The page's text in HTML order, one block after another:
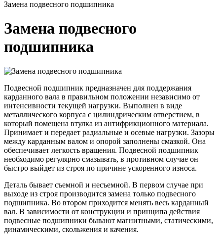
Замена подвесного подшипника
Замена подвесного
подшипника
Подвесной подшипник предназначен для поддержания
карданного вала в правильном положении независимо от
интенсивности текущей нагрузки. Выполнен в виде
металлического корпуса с цилиндрическим отверстием, в
который помещена втулка из антифрикционного материала.
Принимает и передает радиальные и осевые нагрузки. Зазоры
между карданным валом и опорой заполнены смазкой. Она
обеспечивает легкость вращения. Подвесной подшипник
необходимо регулярно смазывать, в противном случае он
быстро выйдет из строя по причине ускоренного износа.
Деталь бывает съемной и несъемной. В первом случае при
выходе из строя производится замена только подвесного
подшипника. Во втором приходится менять весь карданный
вал. В зависимости от конструкции и принципа действия
подвесные подшипники бывают магнитными, статическими,
динамическими, скольжения и качения.